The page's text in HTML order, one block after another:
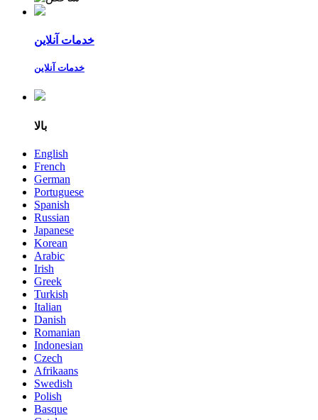
خدمات آنلاین
خدمات آنلاین
بالا
English
French
German
Portuguese
Spanish
Russian
Japanese
Korean
Arabic
Irish
Greek
Turkish
Italian
Danish
Romanian
Indonesian
Czech
Afrikaans
Swedish
Polish
Basque